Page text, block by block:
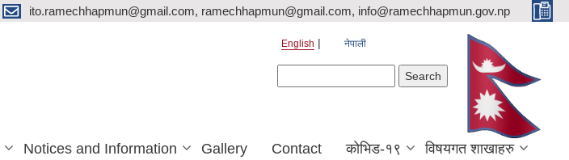
ito.ramechhapmun@gmail.com, ramechhapmun@gmail.com, info@ramechhapmun.gov.np
English नेपाली
Notices and Information Gallery Contact कोभिड-१९ विषयगत शाखाहरु